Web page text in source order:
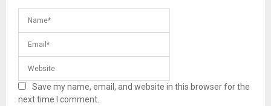
Save my name, email, and website in this browser for the
next time I comment.